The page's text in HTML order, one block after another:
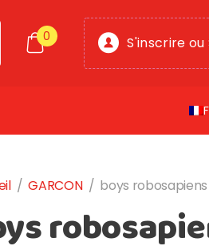
0 S'inscrire
/ GARCON / boys